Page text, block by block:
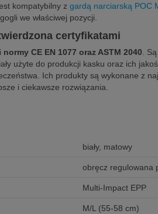
kompatybilny z gardą narciarską POC
we właściwej pozycji.
certyfikatami
normy CE EN 1077 oraz ASTM 2040.
użyte do produkcji kasku oraz ich
Ich produkty są wykonane z
i ciekawsze rozwiązania.
biały, matowy
obręcz regulowana
Multi-Impact EPP
M/L (55-58 cm)